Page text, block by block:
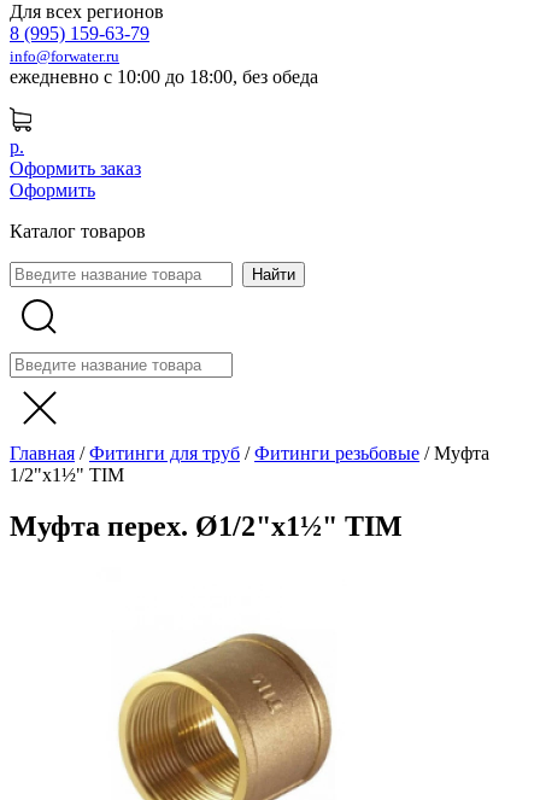
Для всех регионов
8 (995) 159-63-79
info@forwater.ru
ежедневно с 10:00 до 18:00, без обеда
р.
Оформить заказ
Оформить
Каталог товаров
Главная /Фитинги для труб /Фитинги резьбовые /Муфта
1/2"х1½" TIM
Муфта перех. Ø1/2"х1½" TIM